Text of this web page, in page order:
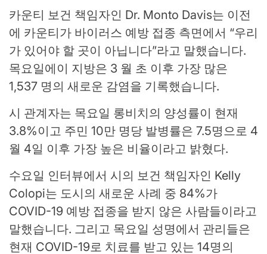
카운티 보건 책임자인 Dr. Monto Davis는 이전
에 카운티가 바이러스 예방 접종 측면에서 “우리
가 있어야 할 곳이 아닙니다”라고 말했습니다.
목요일에이 지방은 3 월 초 이후 가장 많은
1,537 명의 새로운 감염을 기록했습니다.
시 관계자는 목요일 롱비치의 양성률이 현재
3.8%이고 주민 10만 명당 발병률은 7.5명으로 4
월 4일 이후 가장 높은 비율이라고 밝혔다.
수요일 인터뷰에서 시의 보건 책임자인 Kelly
Colopi는 도시의 새로운 사례 중 84%가
COVID-19 예방 접종을 받지 않은 사람들이라고
말했습니다. 그리고 목요일 성명에서 관리들은
현재 COVID-19로 치료를 받고 있는 14명의